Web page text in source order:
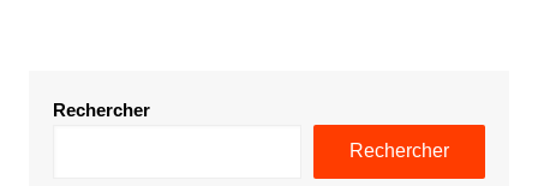
Rechercher
Rechercher